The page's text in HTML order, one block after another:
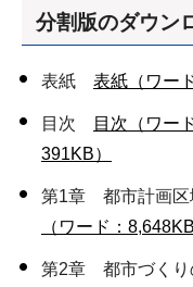
分割版のダウン
表紙 表紙（ワー
目次 目次（ワー
391KB）
第1章 都市計画区
（ワード：8,648KB
第2章 都市づく